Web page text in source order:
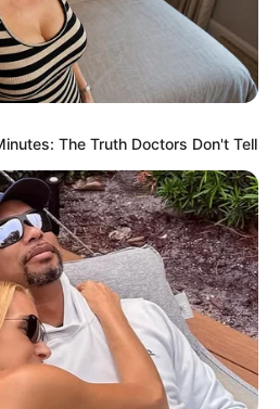
The Truth Doctors Don't Tell